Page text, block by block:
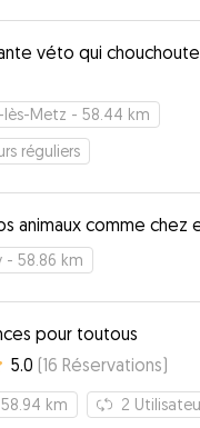
véto qui
Metz - 58.44 km
réguliers
animaux comme chez
- 58.86 km
pour toutous
5.0 (16 Réservations)
km 2